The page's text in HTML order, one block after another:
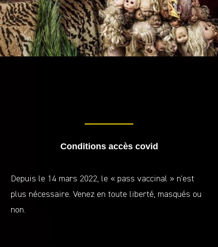
Conditions accès covid
Depuis le 14 mars 2022, le « pass vaccinal » n’est
plus nécessaire. Venez en toute liberté, masqués ou
non.